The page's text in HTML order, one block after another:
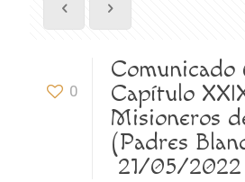
0
Comunicado
Capítulo
Misioneros
(Padres
21/05/2022